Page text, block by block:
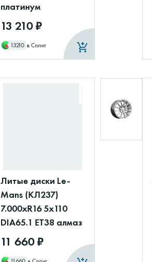
платинум
13 210 ₽
13210 в Сплит
Литые диски Le-
Mans (КЛ237)
7.000xR16 5x110
DIA65.1 ET38 алмаз
11 660 ₽